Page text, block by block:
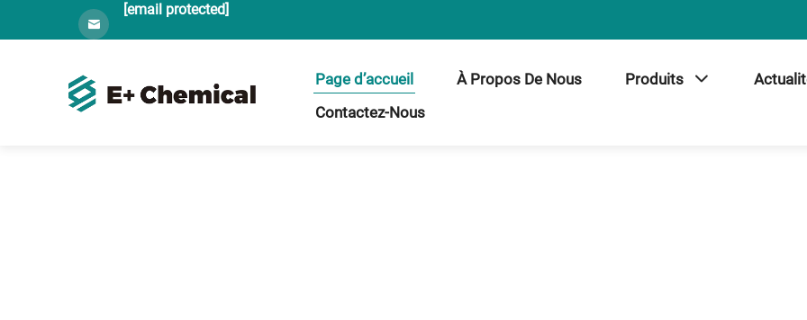
[email protected]
Page d’accueil À Propos De Nous Produits
Contactez-Nous